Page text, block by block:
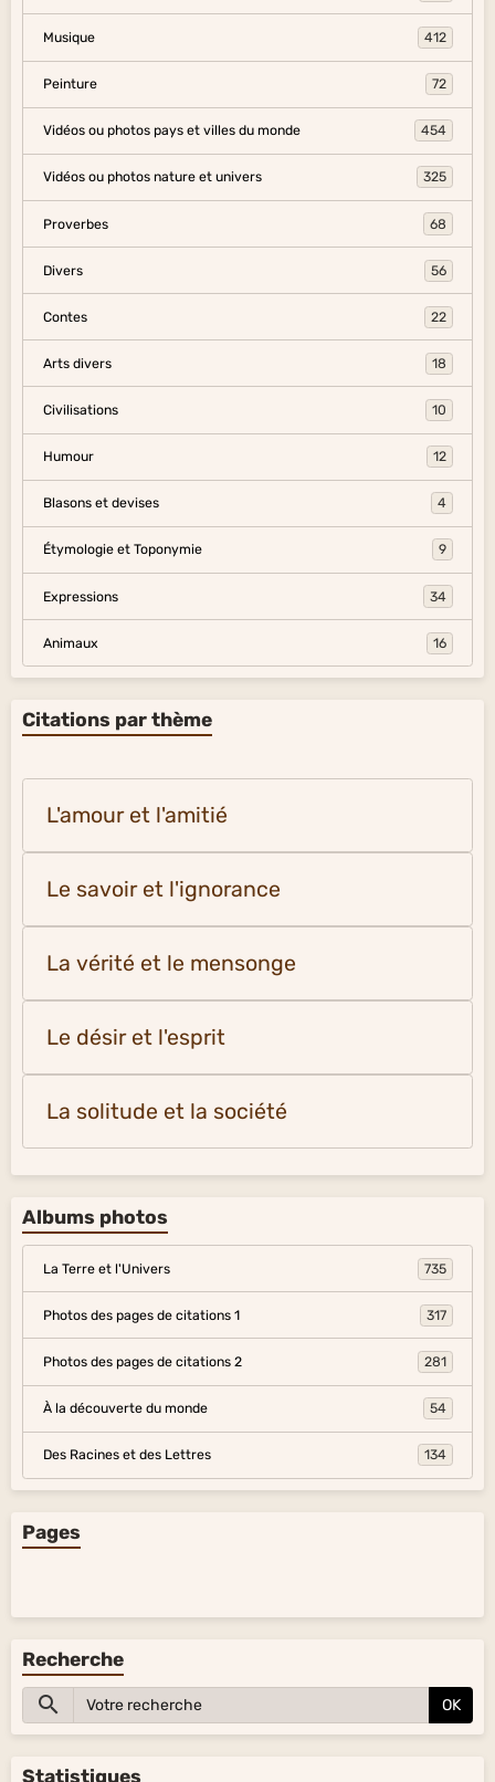
Musique 412
Peinture 72
Vidéos ou photos pays et villes du monde 454
Vidéos ou photos nature et univers 325
Proverbes 68
Divers 56
Contes 22
Arts divers 18
Civilisations 10
Humour 12
Blasons et devises 4
Étymologie et Toponymie 9
Expressions 34
Animaux 16
Citations par thème
L'amour et l'amitié
Le savoir et l'ignorance
La vérité et le mensonge
Le désir et l'esprit
La solitude et la société
Albums photos
La Terre et l'Univers 735
Photos des pages de citations 1 317
Photos des pages de citations 2 281
À la découverte du monde 54
Des Racines et des Lettres 134
Pages
Recherche
OK
Statistiques